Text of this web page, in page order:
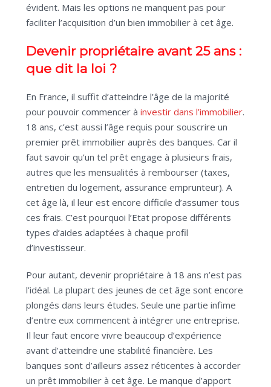
évident. Mais les options ne manquent pas pour
faciliter l’acquisition d’un bien immobilier à cet âge.
Devenir propriétaire avant 25 ans :
que dit la loi ?
En France, il suffit d’atteindre l’âge de la majorité
pour pouvoir commencer à investir dans l’immobilier.
18 ans, c’est aussi l’âge requis pour souscrire un
premier prêt immobilier auprès des banques. Car il
faut savoir qu’un tel prêt engage à plusieurs frais,
autres que les mensualités à rembourser (taxes,
entretien du logement, assurance emprunteur). A
cet âge là, il leur est encore difficile d’assumer tous
ces frais. C’est pourquoi l’Etat propose différents
types d’aides adaptées à chaque profil
d’investisseur.
Pour autant, devenir propriétaire à 18 ans n’est pas
l’idéal. La plupart des jeunes de cet âge sont encore
plongés dans leurs études. Seule une partie infime
d’entre eux commencent à intégrer une entreprise.
Il leur faut encore vivre beaucoup d’expérience
avant d’atteindre une stabilité financière. Les
banques sont d’ailleurs assez réticentes à accorder
un prêt immobilier à cet âge. Le manque d’apport